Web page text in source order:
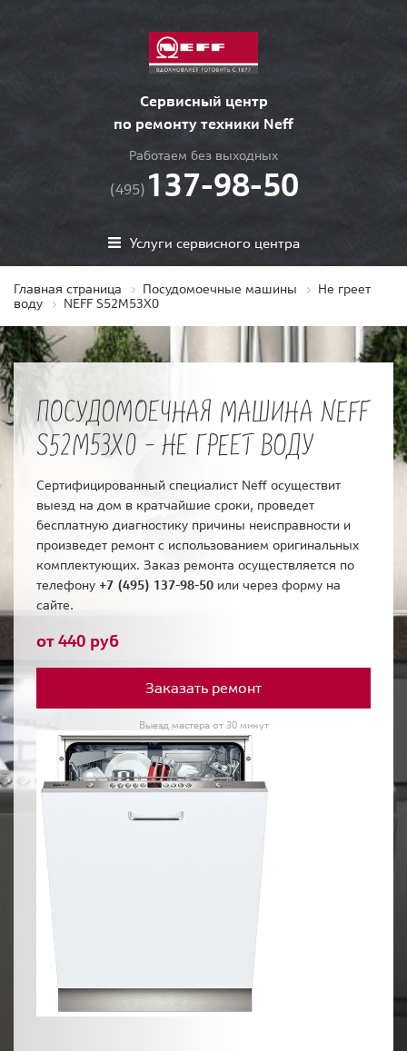
Сервисный центр
по ремонту техники Neff
Работаем без выходных
(495) 137-98-50
Услуги сервисного центра
Главная страница Посудомоечные машины
Не греет
воду
NEFF S52M53X0
ПОСУДОМОЕЧНАЯ МАШИНА NEFF
S52M53X0 - НЕ ГРЕЕТ ВОДУ
Сертифицированный специалист Neff осуществит
выезд на дом в кратчайшие сроки, проведет
бесплатную диагностику причины неисправности и
произведет ремонт с использованием оригинальных
комплектующих. Заказ ремонта осуществляется по
телефону +7 (495) 137-98-50 или через форму на
сайте.
от 440 руб
Заказать ремонт
Выезд мастера от 30 минут